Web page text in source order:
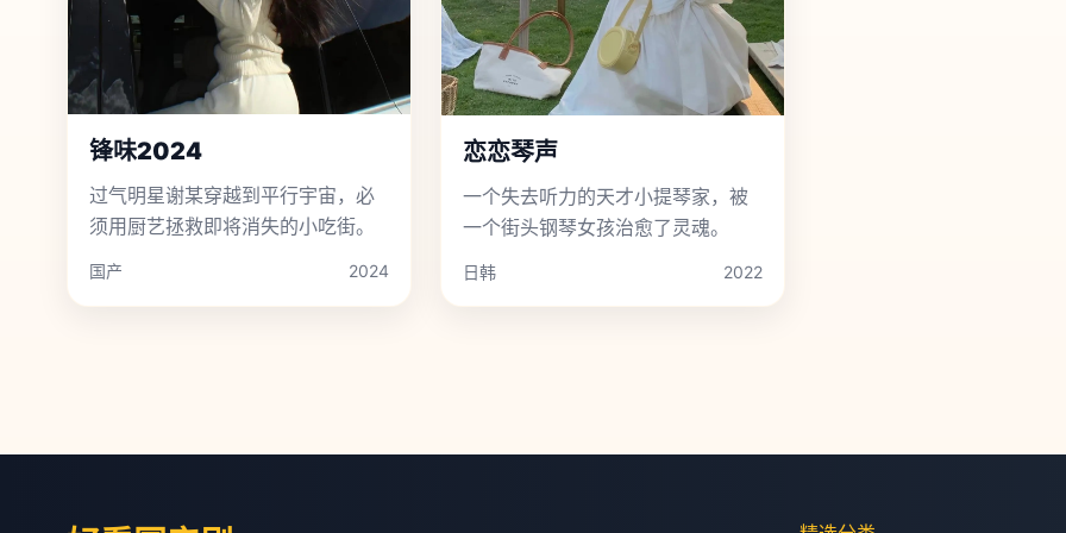
锋味2024
过气明星谢某穿越到平行宇宙，必
须用厨艺拯救即将消失的小吃街。
国产 2024
恋恋琴声
一个失去听力的天才小提琴家，被
一个街头钢琴女孩治愈了灵魂。
日韩 2022